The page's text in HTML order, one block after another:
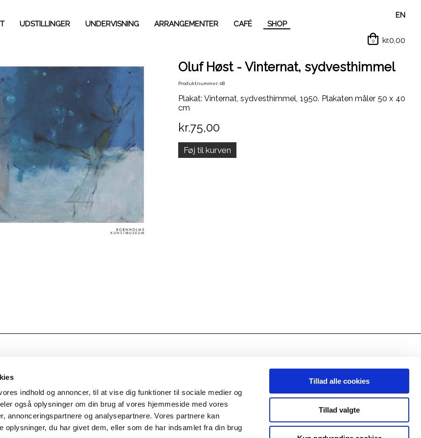
indhold og annoncer, til at vise dig funktioner til sociale medier og
også oplysninger om din brug af vores hjemmeside med vores
annonceringspartnere og analysepartnere. Vores partnere kan
oplysninger, du har givet dem, eller som de har indsamlet fra din brug
Tillad alle cookies
Tillad valgte
UDSTILLINGER UNDERVISNING ARRANGEMENTER CAFÉ SHOP
EN
0 kr.0,00
Oluf Høst - Vinternat, sydvesthimmel
Produktnummer: 08
Plakat: Vinternat, sydvesthimmel, 1950. Plakaten måler 50 x 40
cm
kr.75,00
kunstmuseum.dk
Abonner på nyhedsbrev
FØLG OS PÅ FACEBOOK